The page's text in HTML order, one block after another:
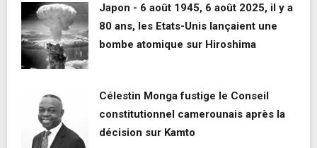
Japon - 6 août 1945, 6 août 2025, il y a
80 ans, les Etats-Unis lançaient une
bombe atomique sur Hiroshima
Célestin Monga fustige le Conseil
constitutionnel camerounais après la
décision sur Kamto